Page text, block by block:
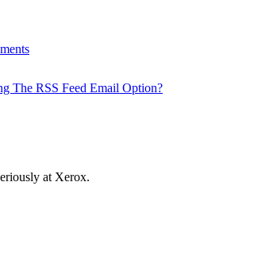
The RSS Feed Email Option?
at Xerox.